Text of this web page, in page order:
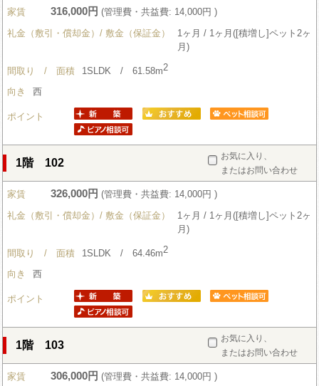
家賃 316,000円 (管理費・共益費: 14,000円 )
礼金（敷引・償却金）/ 敷金（保証金）
1ヶ月 / 1ヶ月([積増し]ペット2ヶ
月)
間取り / 面積 1SLDK / 61.58m2
向き 西
ポイント
お気に入り、
またはお問い合わせ
1階 102
家賃 326,000円 (管理費・共益費: 14,000円 )
礼金（敷引・償却金）/ 敷金（保証金）
1ヶ月 / 1ヶ月([積増し]ペット2ヶ
月)
間取り / 面積 1SLDK / 64.46m2
向き 西
ポイント
お気に入り、
またはお問い合わせ
1階 103
家賃 306,000円 (管理費・共益費: 14,000円 )